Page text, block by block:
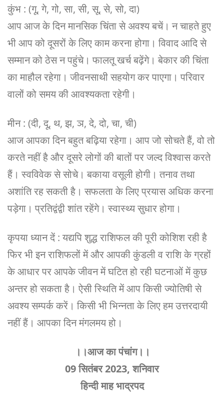
कुंभ : (गू, गे, गो, सा, सी, सू, से, सो, दा)
आप आज के दिन मानसिक चिंता से अवश्य बचें। न चाहते हुए
भी आप को दूसरों के लिए काम करना होगा। विवाद आदि से
सम्मान को ठेस न पहुंचे। फालतू खर्च बढ़ेंगे। बेकार की चिंता
का माहौल रहेगा। जीवनसाथी सहयोग कर पाएगा। परिवार
वालों को समय की आवश्यकता रहेगी।
मीन : (दी, दू, थ, झ, ञ, दे, दो, चा, ची)
आज आपका दिन बहुत बढ़िया रहेगा। आप जो सोचते हैं, वो तो
करते नहीं है और दूसरे लोगों की बातों पर जल्द विश्वास करते
हैं। स्वविवेक से सोचे। बकाया वसूली होगी। तनाव तथा
अशांति रह सकती है। सफलता के लिए प्रयास अधिक करना
पड़ेगा। प्रतिद्वंद्वी शांत रहेंगे। स्वास्थ्य सुधार होगा।
कृपया ध्यान दें : यद्यपि शुद्ध राशिफल की पूरी कोशिश रही है
फिर भी इन राशिफलों में और आपकी कुंडली व राशि के ग्रहों
के आधार पर आपके जीवन में घटित हो रही घटनाओं में कुछ
अन्तर हो सकता है। ऐसी स्थिति में आप किसी ज्योतिषी से
अवश्य सम्पर्क करें। किसी भी भिन्नता के लिए हम उत्तरदायी
नहीं हैं। आपका दिन मंगलमय हो।
।।आज का पंचांग।।
09 सितंबर 2023, शनिवार
हिन्दी माह भाद्रपद